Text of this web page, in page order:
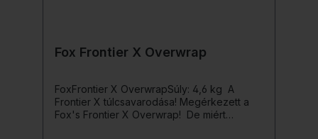
Fox Frontier X Overwrap
FoxFrontier X OverwrapSúly: 4,6 kg A
Frontier X túlcsavarodása! Megérkezett a
Fox's Frontier X Overwrap! De miért